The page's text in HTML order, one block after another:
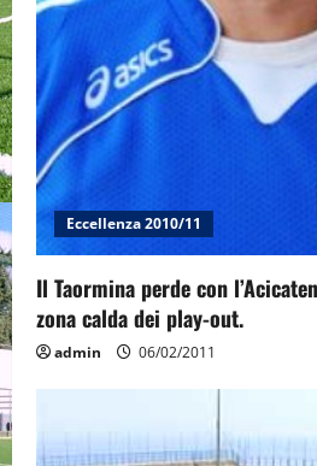
Eccellenza 2010/11
Il Taormina perde con
zona calda dei play-out.
admin 06/02/2011